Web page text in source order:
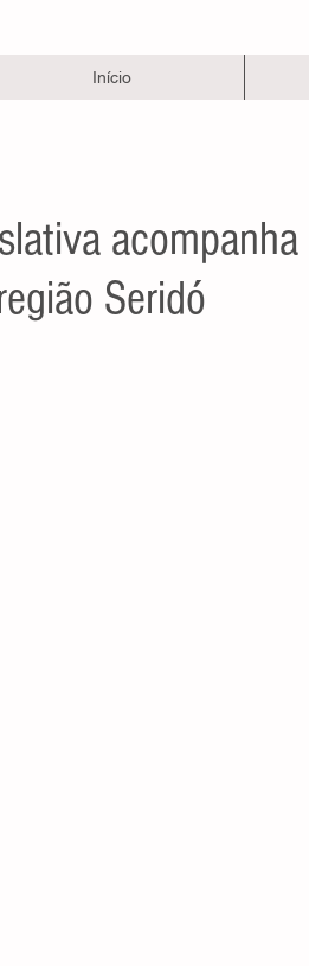
Início
acompanha
Seridó